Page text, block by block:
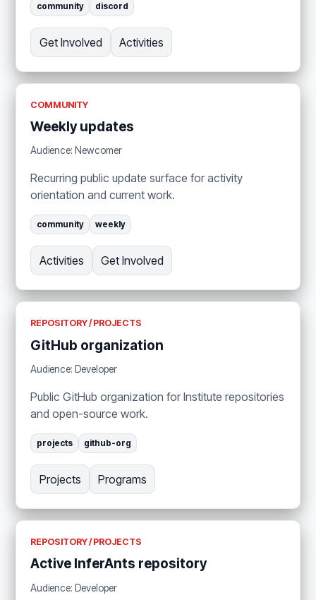
community discord
Get Involved Activities
COMMUNITY
Weekly updates
Audience: Newcomer
Recurring public update surface for activity
orientation and current work.
community weekly
Activities Get Involved
REPOSITORY / PROJECTS
GitHub organization
Audience: Developer
Public GitHub organization for Institute repositories
and open-source work.
projects github-org
Projects Programs
REPOSITORY / PROJECTS
Active InferAnts repository
Audience: Developer